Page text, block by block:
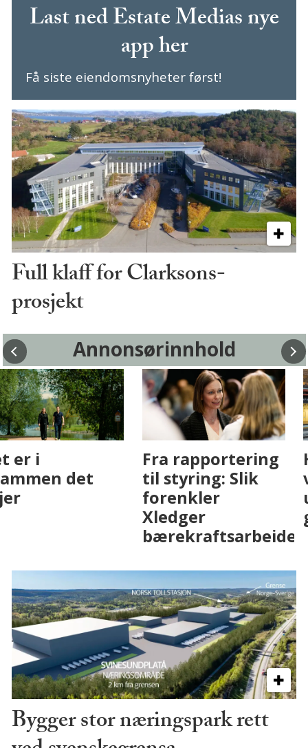
Last ned Estate Medias nye
app her
Få siste eiendomsnyheter først!
Full klaff for Clarksons-
prosjekt
Annonsørinnhold
Fenistra endrer
eiendomsbransjen
med AI. Slik ser vi
Det er i
Drammen det
skjer
Bygger stor næringspark rett